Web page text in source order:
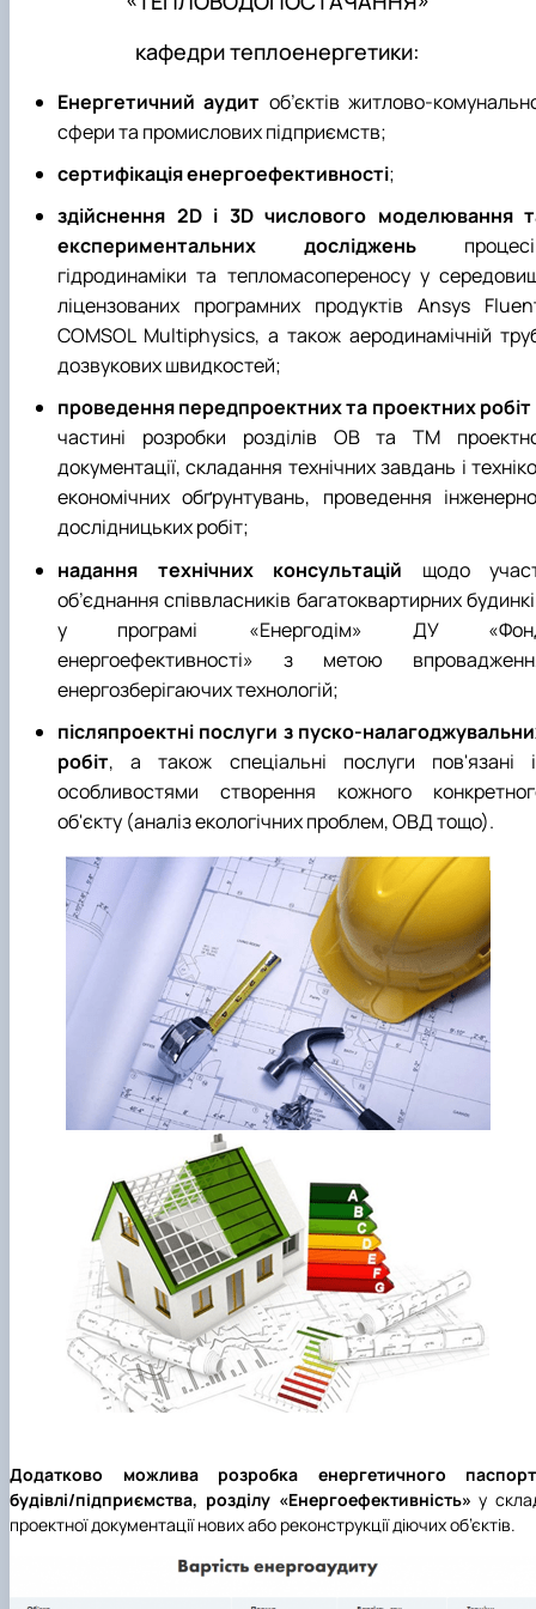
Навчальні та виробничі практики -
Вибіркові дисципліни
кафедри теплоенергетики:
Енергетичний аудит об’єктів житлово-
сфери та промислових підприємств;
сертифікація енергоефективності;
здійснення 2D і 3D числового моделювання
експериментальних досліджень
гідродинаміки та тепломасопереносу у
ліцензованих програмних продуктів Ansys
COMSOL Multiphysics, а також аеродинамічній
дозвукових швидкостей;
проведення передпроектних та проектних робіт
частині розробки розділів ОВ та ТМ
документації, складання технічних завдань і
економічних обґрунтувань, проведення
дослідницьких робіт;
надання технічних консультацій щодо
об’єднання співвласників багатоквартирних
у програмі «Енергодім» ДУ
енергоефективності» з метою
енергозберігаючих технологій;
післяпроектні послуги з пуско-
робіт, а також спеціальні послуги пов'язані
особливостями створення кожного
об'єкту (аналіз екологічних проблем, ОВД тощо).
Додатково можлива розробка енергетичного
будівлі/підприємства, розділу «Енергоефективність» у
проектної документації нових або реконструкції діючих об’єктів.